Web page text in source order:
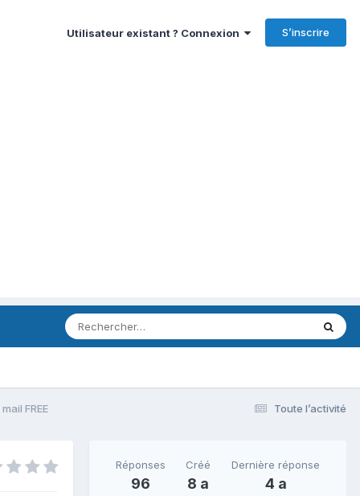
Utilisateur existant ? Connexion S’inscrire
Toute l’activité
FREE
Réponses
96
Créé
8 a
Dernière réponse
4 a